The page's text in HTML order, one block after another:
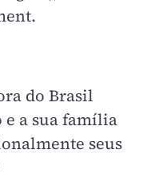
do Brasil
e a sua família
seus